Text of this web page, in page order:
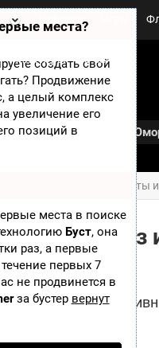
места?
создать свой
Продвижение
а целый комплекс
увеличение его
позиций в
места в поиске
Буст, она
раз, а первые
первых 7
не продвинется в
за бустер вернут
П
ф
ор
м
ы
Новости
Мини игры О сайте
Арт В разработке
» Экслюзивные скриншоты
из